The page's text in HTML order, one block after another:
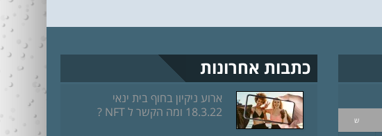
ש
כתבות אחרונות
ארוע ניקיון בחוף בית ינאי
18.3.22 ומה הקשר ל NFT ?